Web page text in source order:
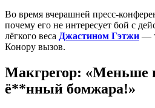
Во время вчерашней пресс-
почему его не интересует бой с
лёгкого веса Джастином Гэтжи —
Конору вызов.
Макгрегор: «Меньше
ё**нный бомжара!»